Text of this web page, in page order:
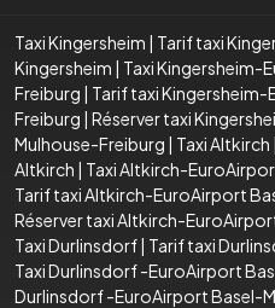
Taxi Kingersheim | Tarif taxi
Kingersheim | Taxi Kingersheim-
Freiburg | Tarif taxi
Freiburg | Réserver taxi
Mulhouse-Freiburg | Taxi Altkirch |
Altkirch | Taxi Altkirch-
Tarif taxi Altkirch-EuroAirport
Réserver taxi Altkirch-
Taxi Durlinsdorf| Tarif taxi
Taxi Durlinsdorf -EuroAirport
Durlinsdorf -EuroAirport Basel-